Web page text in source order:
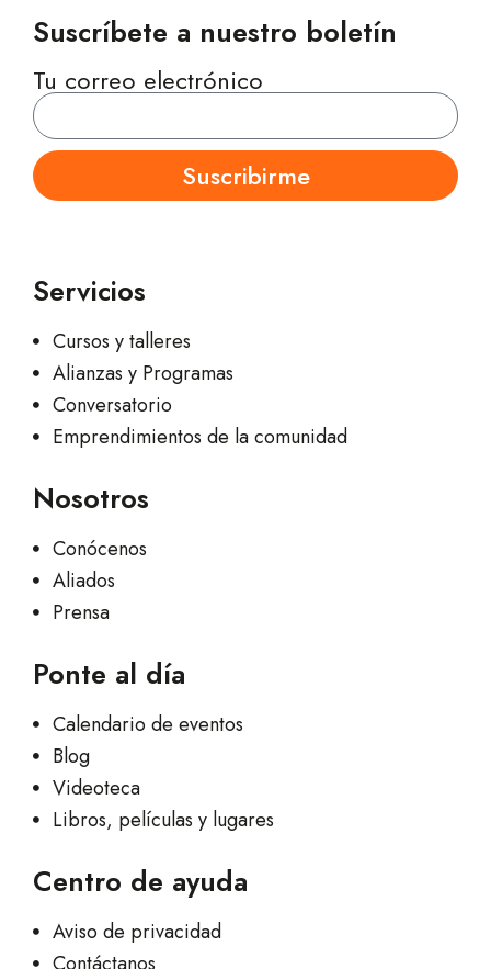
Suscríbete a nuestro boletín
Tu correo electrónico
Suscribirme
Servicios
Cursos y talleres
Alianzas y Programas
Conversatorio
Emprendimientos de la comunidad
Nosotros
Conócenos
Aliados
Prensa
Ponte al día
Calendario de eventos
Blog
Videoteca
Libros, películas y lugares
Centro de ayuda
Aviso de privacidad
Contáctanos